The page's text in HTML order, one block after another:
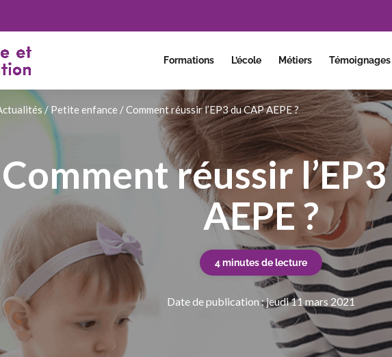
Formations L’école Métiers Témoignages
/Petite enfance /Comment réussir l’EP3 du CAP AEPE ?
Comment réussir
AEPE ?
4 minutes de lecture
Date de publication : jeudi 11 mars 2021